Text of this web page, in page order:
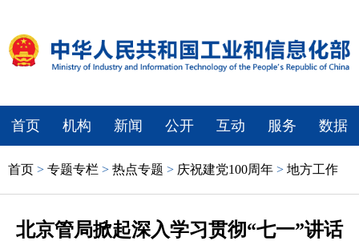
首页 机构 新闻 公开 互动 服务 数据
首页 > 专题专栏 > 热点专题 > 庆祝建党100周年 > 地方工作
北京管局掀起深入学习贯彻“七一”讲话